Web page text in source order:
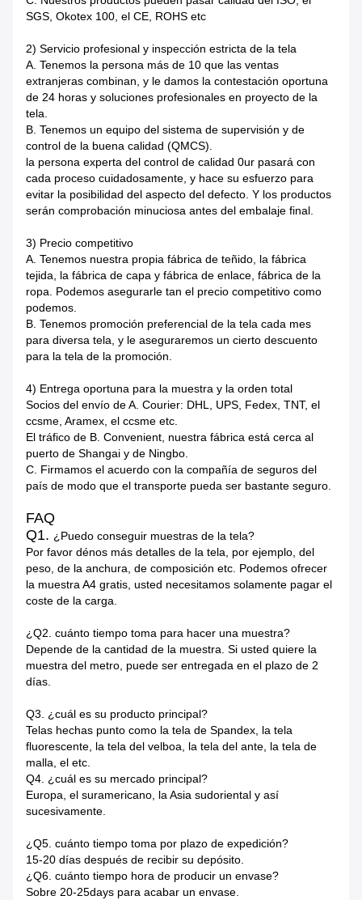
SGS, Okotex 100, el CE, ROHS etc
2) Servicio profesional y inspección estricta de la tela
A. Tenemos la persona más de 10 que las ventas
extranjeras combinan, y le damos la contestación oportuna
de 24 horas y soluciones profesionales en proyecto de la
tela.
B. Tenemos un equipo del sistema de supervisión y de
control de la buena calidad (QMCS).
la persona experta del control de calidad 0ur pasará con
cada proceso cuidadosamente, y hace su esfuerzo para
evitar la posibilidad del aspecto del defecto. Y los productos
serán comprobación minuciosa antes del embalaje final.
3) Precio competitivo
A. Tenemos nuestra propia fábrica de teñido, la fábrica
tejida, la fábrica de capa y fábrica de enlace, fábrica de la
ropa. Podemos asegurarle tan el precio competitivo como
podemos.
B. Tenemos promoción preferencial de la tela cada mes
para diversa tela, y le aseguraremos un cierto descuento
para la tela de la promoción.
4) Entrega oportuna para la muestra y la orden total
Socios del envío de A. Courier: DHL, UPS, Fedex, TNT, el
ccsme, Aramex, el ccsme etc.
El tráfico de B. Convenient, nuestra fábrica está cerca al
puerto de Shangai y de Ningbo.
C. Firmamos el acuerdo con la compañía de seguros del
país de modo que el transporte pueda ser bastante seguro.
FAQ
Q1. ¿Puedo conseguir muestras de la tela?
Por favor dénos más detalles de la tela, por ejemplo, del
peso, de la anchura, de composición etc. Podemos ofrecer
la muestra A4 gratis, usted necesitamos solamente pagar el
coste de la carga.
¿Q2. cuánto tiempo toma para hacer una muestra?
Depende de la cantidad de la muestra. Si usted quiere la
muestra del metro, puede ser entregada en el plazo de 2
días.
Q3. ¿cuál es su producto principal?
Telas hechas punto como la tela de Spandex, la tela
fluorescente, la tela del velboa, la tela del ante, la tela de
malla, el etc.
Q4. ¿cuál es su mercado principal?
Europa, el suramericano, la Asia sudoriental y así
sucesivamente.
¿Q5. cuánto tiempo toma por plazo de expedición?
15-20 días después de recibir su depósito.
¿Q6. cuánto tiempo hora de producir un envase?
Sobre 20-25days para acabar un envase.